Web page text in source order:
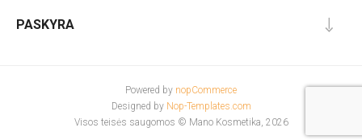
PASKYRA
Powered by nopCommerce
Designed by Nop-Templates.com
Visos teisės saugomos © Mano Kosmetika, 2026